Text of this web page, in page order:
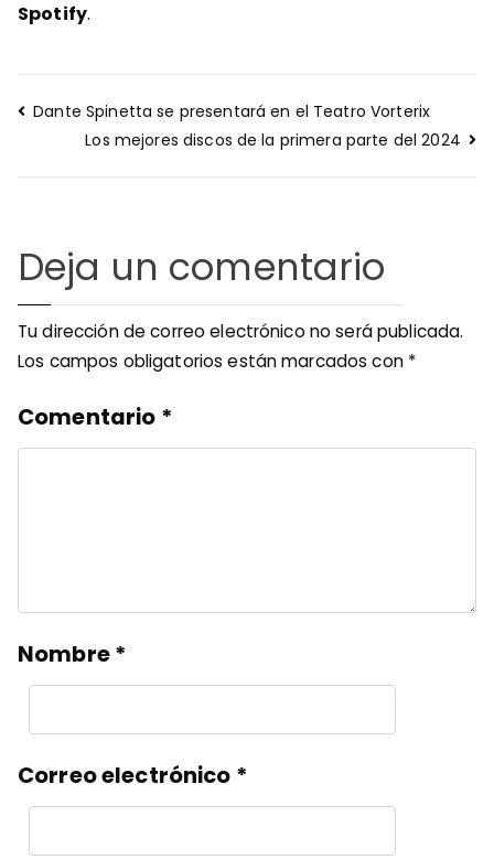
Spotify.
Navegación
Dante Spinetta se presentará en el Teatro Vorterix
Los mejores discos de la primera parte del 2024
Deja un comentario
Tu dirección de correo electrónico no será publicada.
Los campos obligatorios están marcados con *
Comentario *
Nombre*
Correo electrónico *